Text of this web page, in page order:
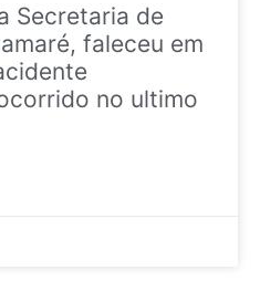
Secretaria de
faleceu em
no ultimo